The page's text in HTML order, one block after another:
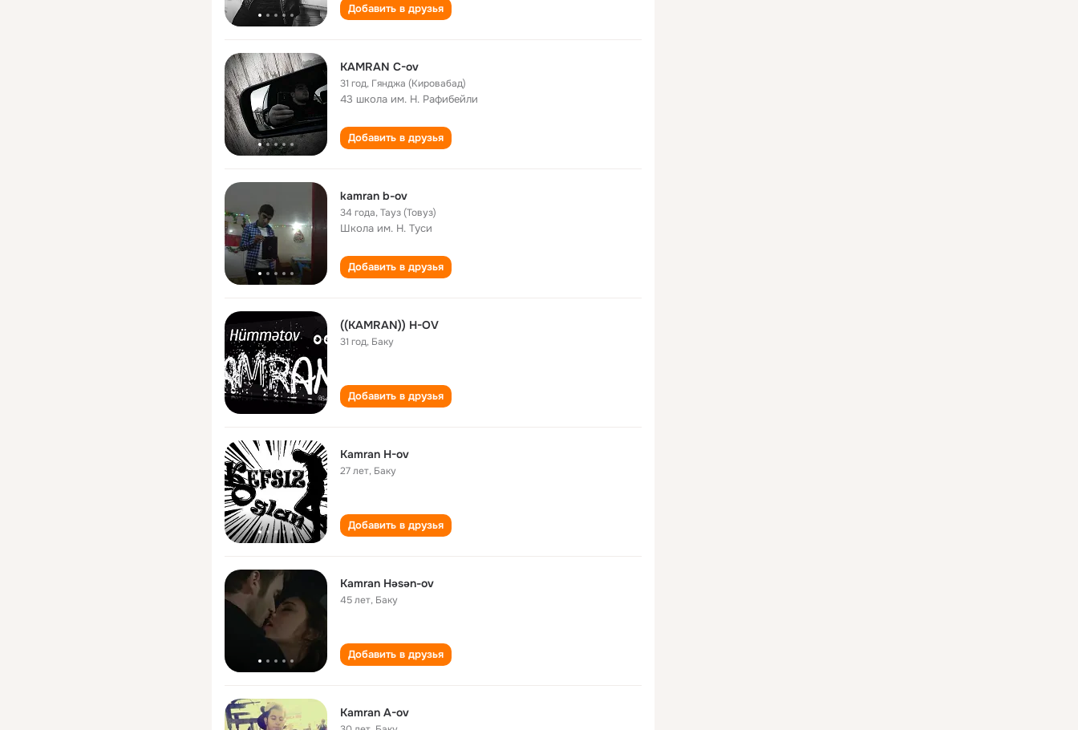
Добавить в друзья
KAMRAN C-ov
31 год, Гянджа (Кировабад)
43 школа им. Н. Рафибейли
Добавить в друзья
kamran b-ov
34 года,Тауз (Товуз)
Школа им. Н. Туси
Добавить в друзья
((KAMRAN)) H-OV
31 год, Баку
Добавить в друзья
Kamran H-ov
27 лет, Баку
Добавить в друзья
Kamran Həsən-ov
45 лет, Баку
Добавить в друзья
Kamran A-ov